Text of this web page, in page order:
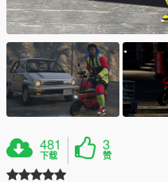
481
下载
3
赞